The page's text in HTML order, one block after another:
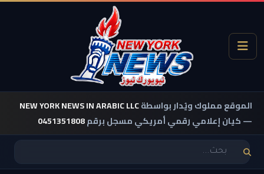
الموقع مملوك ويُدار بواسطةNEW YORK NEWS IN ARABIC LLC
— كيان إعلامي رقمي أمريكي مسجل برقم0451351808